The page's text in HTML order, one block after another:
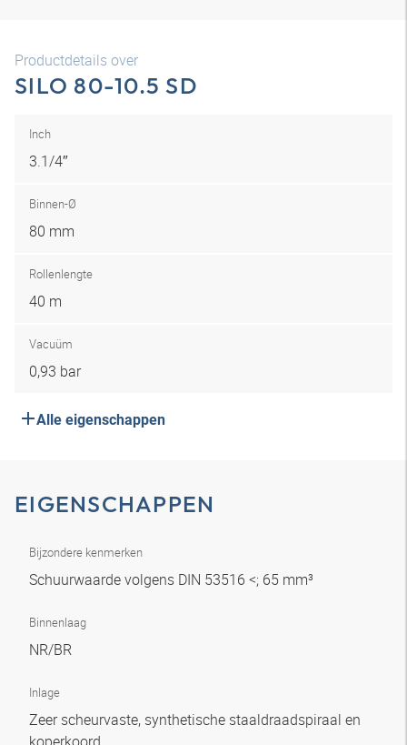
Productdetails over
SILO 80-10.5 SD
Inch
3.1/4″
Binnen-Ø
80 mm
Rollenlengte
40 m
Vacuüm
0,93 bar
Alle eigenschappen
EIGENSCHAPPEN
Bijzondere kenmerken
Schuurwaarde volgens DIN 53516 <; 65 mm³
Binnenlaag
NR/BR
Inlage
Zeer scheurvaste, synthetische staaldraadspiraal en